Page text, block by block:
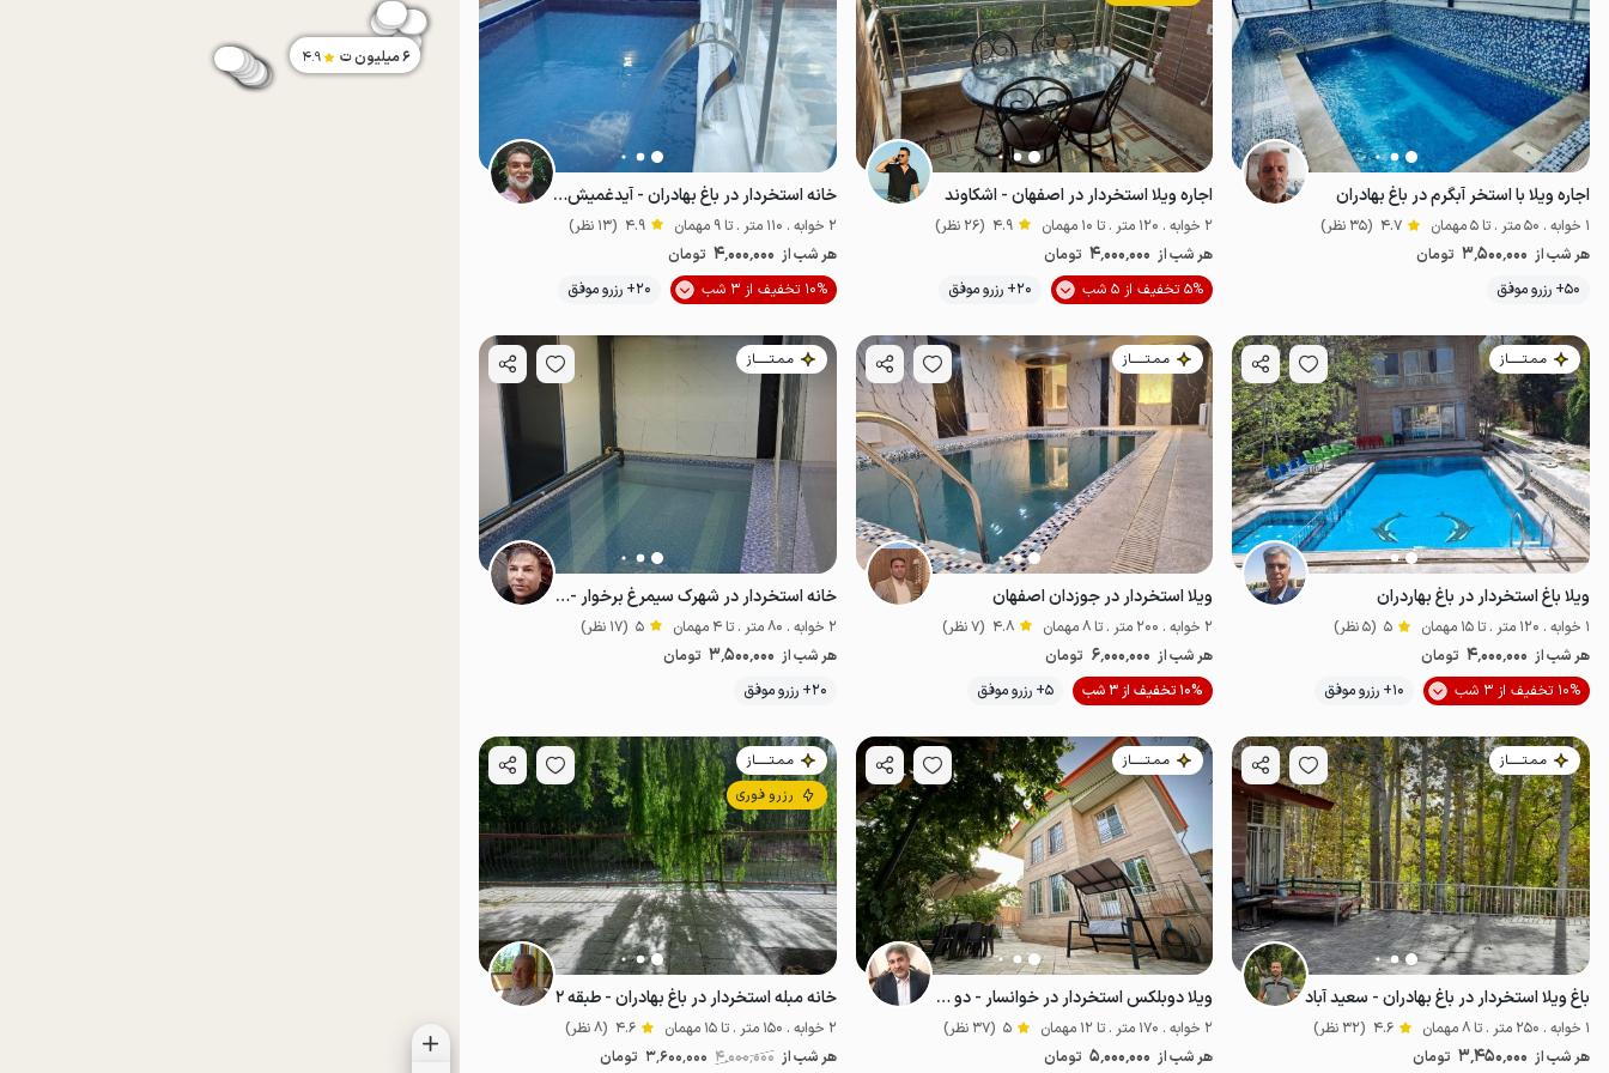
6میلیون ت 4.9
اجاره ویلا با استخر آبگرم در باغ بهادران
1 خوابه . 50 متر . تا 5 مهمان 4.7 (35 نظر)
هر شب از 3٬500٬000 تومان
50+ رزرو موفق
موقعیت در نقشه
اجاره ویلا استخردار در اصفهان - اشکاوند
2 خوابه . 120 متر . تا 10 مهمان 4.9 (26 نظر)
هر شب از 4٬000٬000 تومان
5% تخفیف از 5 شب
20+ رزرو موفق خوش منظره
خانه استخردار در باغ بهادران - آیدغمیش - ط۲
2 خوابه . 110 متر . تا 9 مهمان 4.9 (13 نظر)
هر شب از 4٬000٬000 تومان
10% تخفیف از 3 شب
20+ رزرو موفق
مـمـتــــــاز
ویلا باغ استخردار در باغ بهاردران
1 خوابه . 120 متر . تا 15 مهمان 5 (5 نظر)
هر شب از 4٬000٬000 تومان
10% تخفیف از 3 شب
10+ رزرو موفق پت‌نواز موقعیت در نقشه
مـمـتــــــاز
ویلا استخردار در جوزدان اصفهان
2 خوابه . 200 متر . تا 8 مهمان 4.8 (7 نظر)
هر شب از 6٬000٬000 تومان
10% تخفیف از 3 شب
5+ رزرو موفق موقعیت در نقشه
مـمـتــــــاز
خانه استخردار در شهرک سیمرغ برخوار -همکف
2 خوابه . 80 متر . تا 4 مهمان 5 (17 نظر)
هر شب از 3٬500٬000 تومان
20+ رزرو موفق
مـمـتــــــاز
باغ ویلا استخردار در باغ بهادران - سعید آباد
1 خوابه . 250 متر . تا 8 مهمان 4.6 (32 نظر)
هر شب از 3٬450٬000 تومان
مـمـتــــــاز
ویلا دوبلکس استخردار در خوانسار - دو خوابه
2 خوابه . 170 متر . تا 12 مهمان 5 (37 نظر)
هر شب از 5٬000٬000 تومان
مـمـتــــــاز
رزرو فوری
خانه مبله استخردار در باغ بهادران - طبقه ۲
2 خوابه . 150 متر . تا 15 مهمان 4.6 (8 نظر)
هر شب از 4٬000٬000 3٬600٬000 تومان